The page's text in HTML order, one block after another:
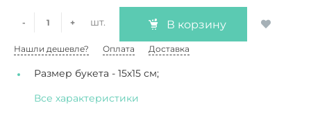
- + шт. В корзину
Нашли дешевле? Оплата Доставка
Размер букета - 15х15 см;
Все характеристики